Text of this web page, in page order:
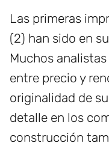
Las primeras
(2) han sido en
Muchos
entre precio y
originalidad de
detalle en los
construcción